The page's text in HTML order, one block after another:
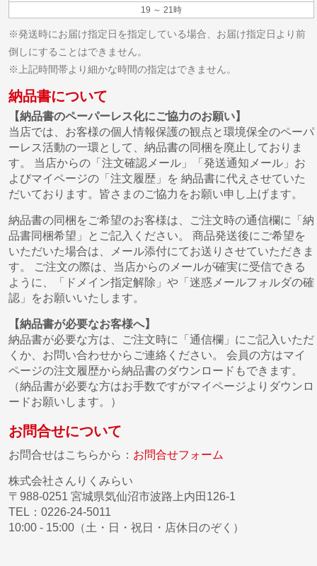
19 ～ 21時
※発送時にお届け指定日を指定している場合、お届け指定日より前
倒しにすることはできません。
※上記時間帯より細かな時間の指定はできません。
納品書について
【納品書のペーパーレス化にご協力のお願い】
当店では、お客様の個人情報保護の観点と環境保全のペーパ
ーレス活動の一環として、納品書の同梱を廃止しておりま
す。 当店からの「注文確認メール」「発送通知メール」お
よびマイページの「注文履歴」を 納品書に代えさせていた
だいております。皆さまのご協力をお願い申し上げます。
納品書の同梱をご希望のお客様は、ご注文時の通信欄に「納
品書同梱希望」とご記入ください。 商品発送後にご希望を
いただいた場合は、メール添付にてお送りさせていただきま
す。 ご注文の際は、当店からのメールが確実に受信できる
ように、「ドメイン指定解除」や「迷惑メールフォルダの確
認」をお願いいたします。
【納品書が必要なお客様へ】
納品書が必要な方は、ご注文時に「通信欄」にご記入いただ
くか、お問い合わせからご連絡ください。 会員の方はマイ
ページの注文履歴から納品書のダウンロードもできます。
（納品書が必要な方はお手数ですがマイページよりダウンロ
ードお願いします。）
お問合せについて
お問合せはこちらから： お問合せフォーム
株式会社さんりくみらい
〒988-0251 宮城県気仙沼市波路上内田126-1
TEL：0226-24-5011
10:00 - 15:00（土・日・祝日・店休日のぞく）